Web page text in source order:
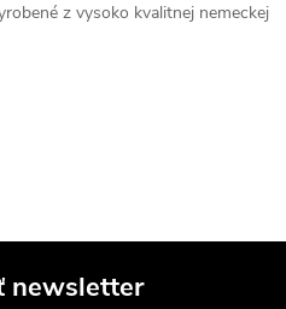
z vysoko kvalitnej nemeckej
newsletter